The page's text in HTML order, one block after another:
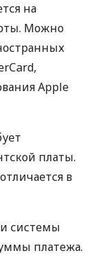
на
Можно
Apple
платы.
в
системы
платежа.